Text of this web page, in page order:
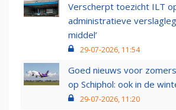
Verscherpt toezicht ILT
administratieve
middel’
29-07-2026, 11:54
Goed nieuws voor
op Schiphol: ook in de
29-07-2026, 11:20